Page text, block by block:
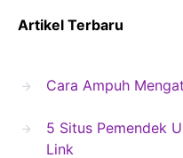
Artikel Terbaru
Cara Ampuh
5 Situs Pemendek
Link